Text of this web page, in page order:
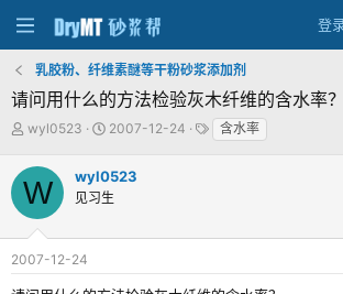
登
乳胶粉、纤维素醚等干粉砂浆添加剂
请问用什么的方法检验灰木纤维的含水率？
主
发
起
人
wyl0523
发
间
2007-12-24
标含水率
W wyl0523
见习生
2007-12-24